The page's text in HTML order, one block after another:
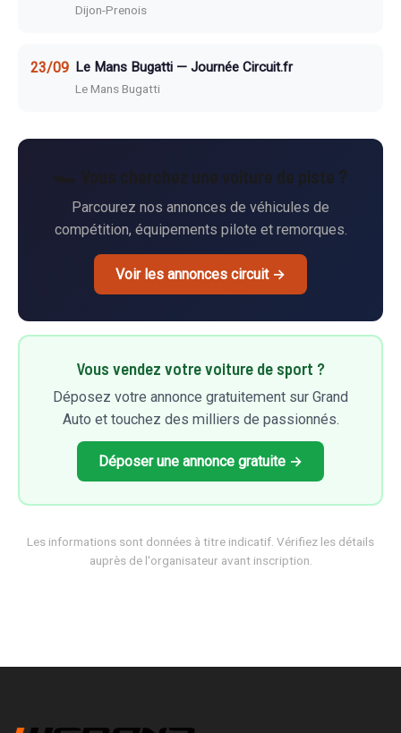
Dijon-Prenois
23/09 Le Mans Bugatti — Journée Circuit.fr
Le Mans Bugatti
🏎️ Vous cherchez une voiture de piste ?
Parcourez nos annonces de véhicules de
compétition, équipements pilote et remorques.
Voir les annonces circuit →
Vous vendez votre voiture de sport ?
Déposez votre annonce gratuitement sur Grand
Auto et touchez des milliers de passionnés.
Déposer une annonce gratuite →
Les informations sont données à titre indicatif. Vérifiez les détails
auprès de l'organisateur avant inscription.